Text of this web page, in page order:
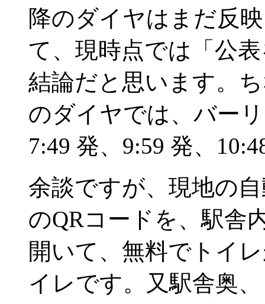
降のダイヤはまだ反
て、現時点では「公
結論だと思います。
のダイヤでは、バー
7:49 発、9:59 発、
余談ですが、現地の
のQRコードを、駅舎
開いて、無料でトイ
イレです。又駅舎奥